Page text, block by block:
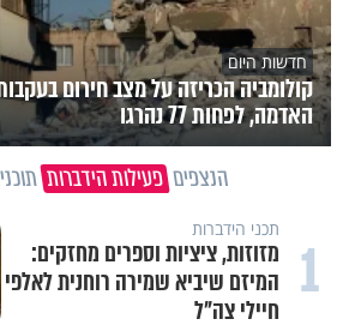
חדשות היום
קולומביה הכריזה על מצב חירום
האדמה, לפחות 77 נהרגו
הנצפים פעילות הידברות
1 תכני הידברות
מזוזות, ציציות וספרים מחזקים:
המיזם שיביא שמירה רוחנית לאלפי
חיילי צה"ל